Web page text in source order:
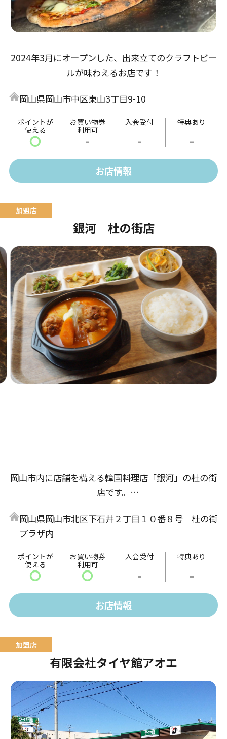
2024年3月にオープンした、出来立てのクラフトビー
ルが味わえるお店です！
岡山県岡山市中区東山3丁目9-10
ポイントが
使える
〇
お買い物券
利用可
-
入会受付
-
特典あり
-
お店情報
銀河 杜の街店
岡山市内に店舗を構える韓国料理店「銀河」の杜の街
店です。
ンと具だくさんで素材のうまみがギュッとつまったキ
ンパがセットになった「ラーメン・キムパブセット」
や、お肉と野菜をガッツリ楽しめる「プルコギセッ
ト」など、ボリュームたっぷりのメニューを提供しま
す。
そのほか、14時以降には夜メニューとして「海鮮チヂ
ミ」や「トッポギ」などの単品メニューなども販売。
岡山県岡山市北区下石井２丁目１０番８号 杜の街
プラザ内
ポイントが
使える
〇
お買い物券
利用可
〇
入会受付
-
特典あり
-
お店情報
有限会社タイヤ館アオエ